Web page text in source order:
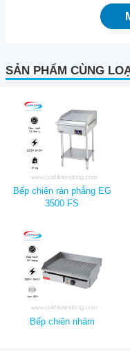
SẢN PHẨM CÙNG
Bếp chiên rán phẳng EG
3500 FS
Bếp chiên nhám